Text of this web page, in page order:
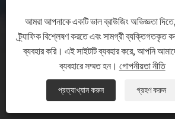
তালিকা সম্পর্কে অনুসন্ধানের জন্য, দয়া করে আমাদের
এবং আমরা 24 ঘন্টার মধ্যে যোগাযোগ করব।
এখন তদন্ত
আমরা আপনাকে একটি ভাল ব্রাউজিং অভিজ্ঞতা
ট্র্যাফিক বিশ্লেষণ করতে এবং সামগ্রী ব্যক্তিগতকৃত
ব্যবহার করি। এই সাইটটি ব্যবহার করে, আপনি
ব্যবহারে সম্মত হন। গোপনীয়তা নীতি
প্রত্যাখ্যান করুন গ্রহণ করুন